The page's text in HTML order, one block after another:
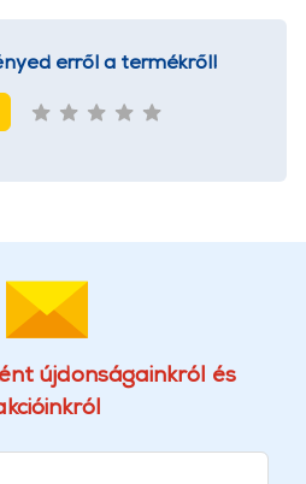
erről a termékről!
újdonságainkról és